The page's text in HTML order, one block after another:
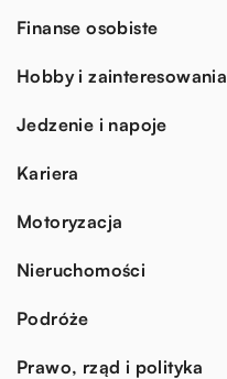
Finanse osobiste
Hobby i zainteresowania
Jedzenie i napoje
Kariera
Motoryzacja
Nieruchomości
Podróże
Prawo, rząd i polityka